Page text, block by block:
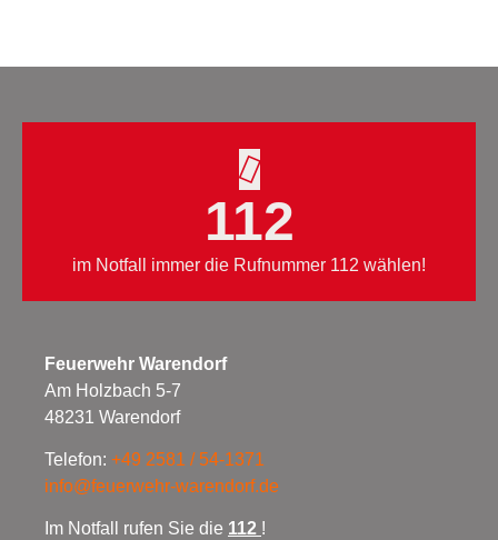
112
im Notfall immer die Rufnummer 112 wählen!
Feuerwehr Warendorf
Am Holzbach 5-7
48231 Warendorf
Telefon: +49 2581 / 54-1371
info@feuerwehr-warendorf.de
Im Notfall rufen Sie die 112 !